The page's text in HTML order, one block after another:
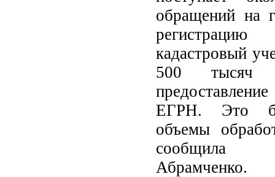
обращений на
кадастровый
500 тысяч
ЕГРН. Это
объемы
Абрамченко.